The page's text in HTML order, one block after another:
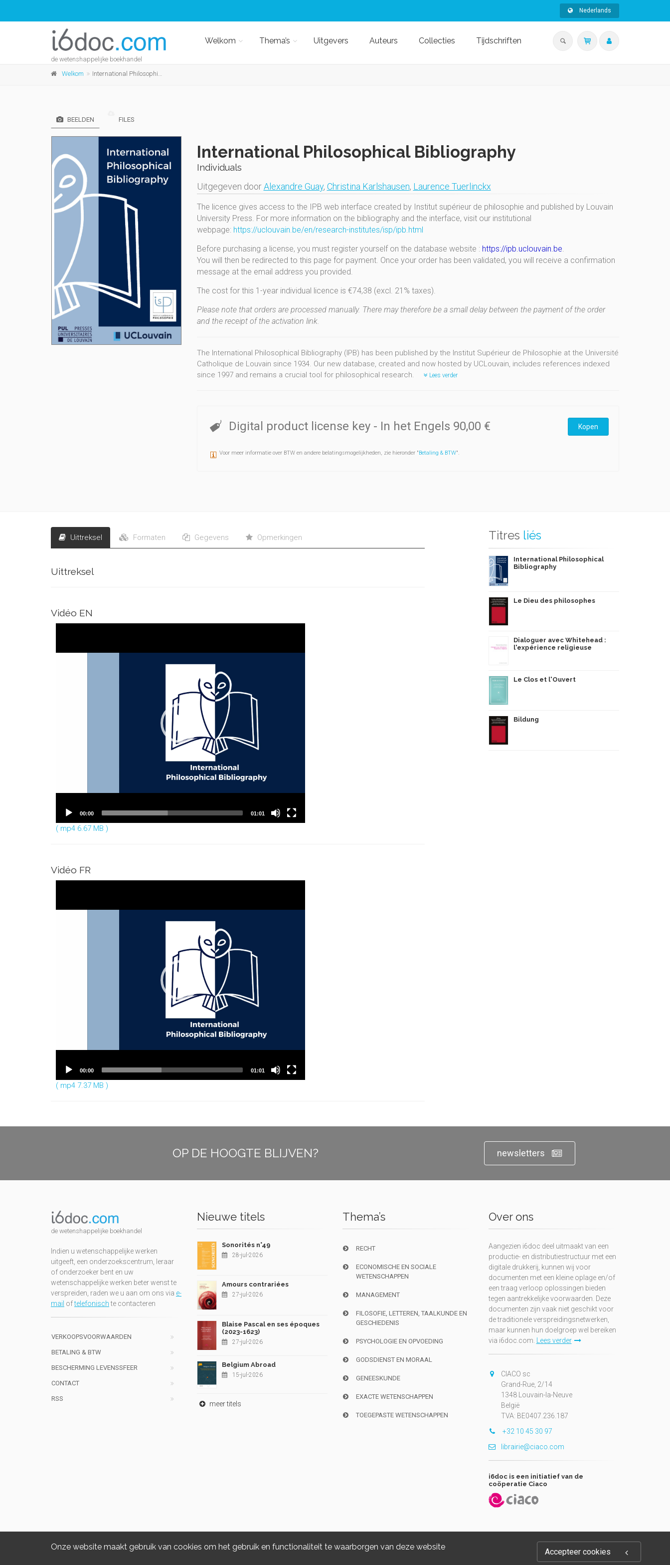
Onze website maakt gebruik van cookies om het gebruik en functionaliteit te waarborgen van deze website
Accepteer cookies
Nederlands
de wetenshappelijke boekhandel
Welkom Thema’s Uitgevers Auteurs Collecties Tijdschriften
Welkom International Philosophical Bibliography
BEELDEN FILES
International Philosophical Bibliography
Individuals
Uitgegeven doorAlexandre Guay, Christina Karlshausen, Laurence Tuerlinckx
The licence gives access to the IPB web interface created by Institut supérieur de philosophie and published by Louvain
University Press. For more information on the bibliography and the interface, visit our institutional
webpage: https://uclouvain.be/en/research-institutes/isp/ipb.html
Before purchasing a license, you must register yourself on the database website : https://ipb.uclouvain.be.
You will then be redirected to this page for payment. Once your order has been validated, you will receive a confirmation
message at the email address you provided.
The cost for this 1-year individual licence is €74,38 (excl. 21% taxes).
Please note that orders are processed manually. There may therefore be a small delay between the payment of the order
and the receipt of the activation link.
The International Philosophical Bibliography (IPB) has been published by the Institut Supérieur de Philosophie at the Université
Catholique de Louvain since 1934. Our new database, created and now hosted by UCLouvain, includes references indexed
since 1997 and remains a crucial tool for philosophical research.
Lees verder
Digital product license key - In het Engels 90,00 € Kopen
Voor meer informatie over BTW en andere belatingsmogelijkheden, zie hieronder "Betaling & BTW".
Uittreksel Formaten Gegevens Opmerkingen
Uittreksel
Vidéo EN
00:00 01:01
( mp4 6.67 MB )
Vidéo FR
00:00 01:01
( mp4 7.37 MB )
Titres liés
International Philosophical
Bibliography
Le Dieu des philosophes
Dialoguer avec Whitehead :
l'expérience religieuse
Le Clos et l'Ouvert
Bildung
OP DE HOOGTE BLIJVEN? newsletters
de wetenshappelijke boekhandel
Indien u wetenschappelijke werken
uitgeeft, een onderzoekscentrum, leraar
of onderzoeker bent en uw
wetenschappelijke werken beter wenst te
verspreiden, raden we u aan om ons via e-
mail oftelefonischte contacteren
VERKOOPSVOORWAARDEN
BETALING & BTW
BESCHERMING LEVENSSFEER
CONTACT
RSS
Nieuwe titels
Sonorités n°49
28-jul-2026
Amours contrariées
27-jul-2026
Blaise Pascal en ses époques
(2023-1623)
27-jul-2026
Belgium Abroad
15-jul-2026
meer titels
Thema’s
RECHT
ECONOMISCHE EN SOCIALE
WETENSCHAPPEN
MANAGEMENT
FILOSOFIE, LETTEREN, TAALKUNDE EN
GESCHIEDENIS
PSYCHOLOGIE EN OPVOEDING
GODSDIENST EN MORAAL
GENEESKUNDE
EXACTE WETENSCHAPPEN
TOEGEPASTE WETENSCHAPPEN
Over ons
Aangezien i6doc deel uitmaakt van een
productie- en distributiestructuur met een
digitale drukkerij, kunnen wij voor
documenten met een kleine oplage en/of
een traag verloop oplossingen bieden
tegen aantrekkelijke voorwaarden. Deze
documenten zijn vaak niet geschikt voor
de traditionele verspreidingsnetwerken,
maar kunnen hun doelgroep wel bereiken
via i6doc.com.
Lees verder
CIACO sc
Grand-Rue, 2/14
1348 Louvain-la-Neuve
België
TVA: BE0407.236.187
+32 10 45 30 97
librairie@ciaco.com
i6doc is een initiatief van de
coöperatie Ciaco